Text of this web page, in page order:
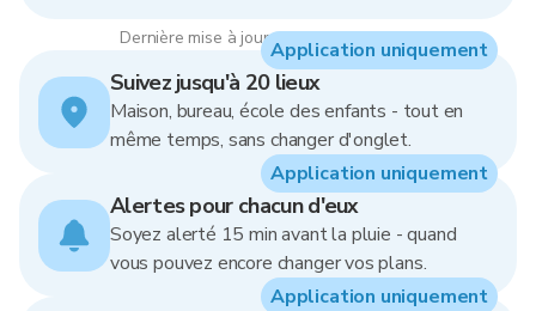
Dernière mise à jour : 03:00, 6 Aug 2026
Suivez jusqu'à 20 lieux
Maison, bureau, école des enfants - tout en
même temps, sans changer d'onglet.
Application uniquement
Alertes pour chacun d'eux
Soyez alerté 15 min avant la pluie - quand
vous pouvez encore changer vos plans.
Application uniquement
Application uniquement